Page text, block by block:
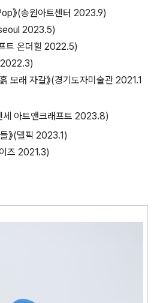
》(송원아트센터 2023.9)
2023.5)
트 온더힐 2022.5)
2022.3)
모래 자갈》(경기도자미술관 2021.1
세 아트앤크래프트 2023.8)
》(델픽 2023.1)
즈 2021.3)